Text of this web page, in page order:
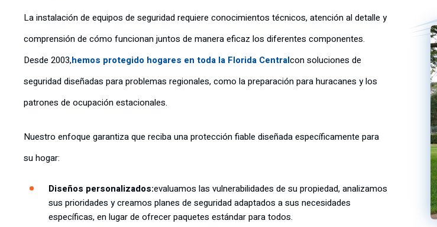
La instalación de equipos de seguridad requiere conocimientos técnicos, atención al detalle y
comprensión de cómo funcionan juntos de manera eficaz los diferentes componentes.
Desde 2003,hemos protegido hogares en toda la Florida Centralcon soluciones de
seguridad diseñadas para problemas regionales, como la preparación para huracanes y los
patrones de ocupación estacionales.
Nuestro enfoque garantiza que reciba una protección fiable diseñada específicamente para
su hogar:
Diseños personalizados:evaluamos las vulnerabilidades de su propiedad, analizamos
sus prioridades y creamos planes de seguridad adaptados a sus necesidades
específicas, en lugar de ofrecer paquetes estándar para todos.